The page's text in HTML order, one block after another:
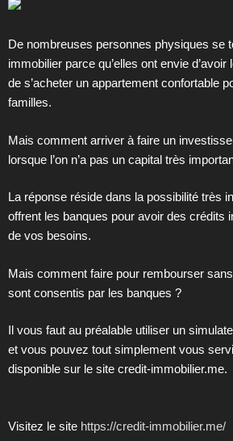
De nombreuses personnes physiques se
immobilier parce qu’elles ont envie
de s’acheter un appartement confortable
familles.
Mais comment arriver à faire un
lorsque l’on n’a pas un capital très
La réponse réside dans la possibilité très
offrent les banques pour avoir des crédits
de vos besoins.
Mais comment faire pour rembourser
sont consentis par les banques ?
Il vous faut au préalable utiliser un
et vous pouvez tout simplement vous
disponible sur le site credit-immobilier.me.
Visitez le site https://credit-immobilier.me/